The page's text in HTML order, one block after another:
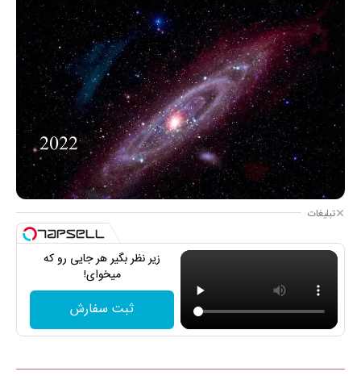
تبلیغات
زیر نظر بگیر هر جایی رو که
میخوای!
ثبت سفارش